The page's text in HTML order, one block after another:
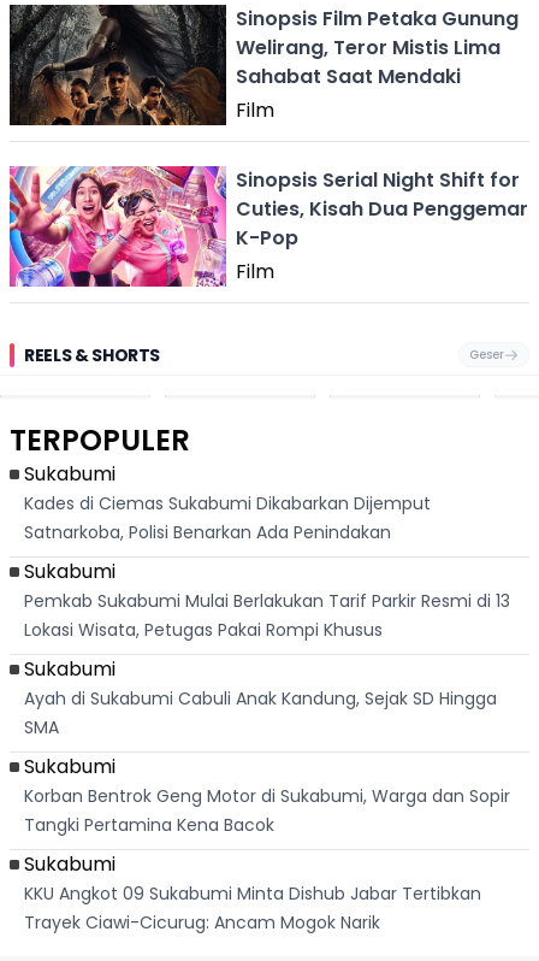
Sinopsis Film Petaka Gunung
Welirang, Teror Mistis Lima
Sahabat Saat Mendaki
Film
Sinopsis Serial Night Shift for
Cuties, Kisah Dua Penggemar
K-Pop
Film
REELS & SHORTS Geser
Pantai
Cikembang,
Dari
Palabuhanratu
TERPOPULER
Sukabumi
Kades di Ciemas Sukabumi Dikabarkan Dijemput
Satnarkoba, Polisi Benarkan Ada Penindakan
Sukabumi
Pemkab Sukabumi Mulai Berlakukan Tarif Parkir Resmi di 13
Lokasi Wisata, Petugas Pakai Rompi Khusus
Sukabumi
Ayah di Sukabumi Cabuli Anak Kandung, Sejak SD Hingga
SMA
Sukabumi
Korban Bentrok Geng Motor di Sukabumi, Warga dan Sopir
Tangki Pertamina Kena Bacok
Sukabumi
KKU Angkot 09 Sukabumi Minta Dishub Jabar Tertibkan
Trayek Ciawi-Cicurug: Ancam Mogok Narik